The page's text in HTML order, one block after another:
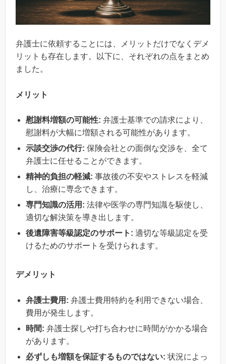
弁護士に依頼することには、メリットだけでなくデメ
リットも存在します。以下に、それぞれの点をまとめ
ました。
メリット
慰謝料増額の可能性: 弁護士基準での請求により、
慰謝料が大幅に増額される可能性があります。
示談交渉の代行: 保険会社との面倒な交渉を、全て
弁護士に任せることができます。
精神的負担の軽減: 事故後の不安やストレスを軽減
し、治療に専念できます。
専門知識の活用: 法律や医学の専門知識を駆使し、
適切な解決策を導き出します。
後遺障害等級認定のサポート: 適切な等級認定を受
けるためのサポートを受けられます。
デメリット
弁護士費用: 弁護士費用特約を利用できない場合、
費用が発生します。
時間: 弁護士探しや打ち合わせに時間がかかる場合
があります。
必ずしも増額を保証するものではない: 状況によっ